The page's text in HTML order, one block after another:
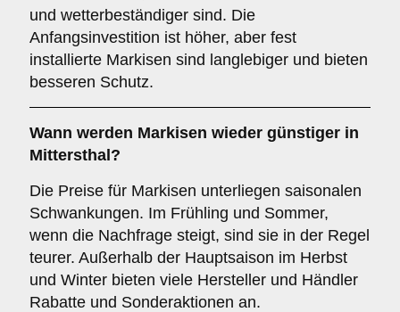
und wetterbeständiger sind. Die
Anfangsinvestition ist höher, aber fest
installierte Markisen sind langlebiger und bieten
besseren Schutz.
Wann werden Markisen wieder günstiger in
Mittersthal?
Die Preise für Markisen unterliegen saisonalen
Schwankungen. Im Frühling und Sommer,
wenn die Nachfrage steigt, sind sie in der Regel
teurer. Außerhalb der Hauptsaison im Herbst
und Winter bieten viele Hersteller und Händler
Rabatte und Sonderaktionen an.